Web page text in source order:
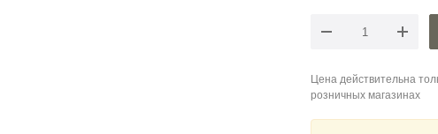
Цена действительна
розничных магазинах